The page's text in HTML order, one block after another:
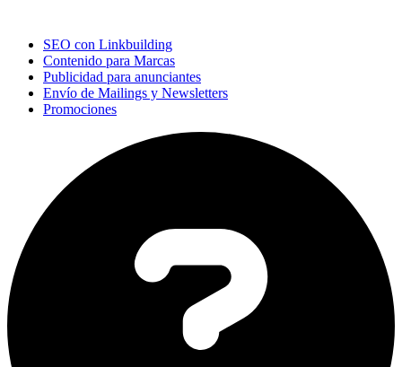
SEO con Linkbuilding
Contenido para Marcas
Publicidad para anunciantes
Envío de Mailings y Newsletters
Promociones